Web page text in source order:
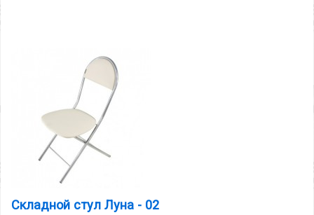
Складной стул Луна - 02